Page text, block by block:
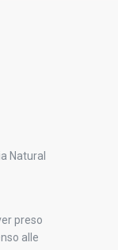
Natural
preso
alle